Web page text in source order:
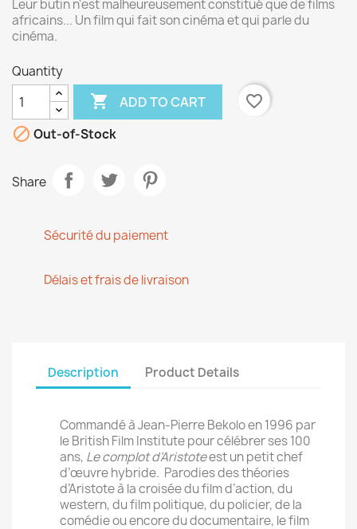
Leur butin n'est malheureusement constitué que de films
africains... Un film qui fait son cinéma et qui parle du
cinéma.
Quantity
 ADD TO CART
favorite_border
 Out-of-Stock
Share
Sécurité du paiement
Délais et frais de livraison
Description Product Details
Commandé à Jean-Pierre Bekolo en 1996 par
le British Film Institute pour célébrer ses 100
ans, Le complot d’Aristoteest un petit chef
d’œuvre hybride. Parodies des théories
d’Aristote à la croisée du film d’action, du
western, du film politique, du policier, de la
comédie ou encore du documentaire, le film